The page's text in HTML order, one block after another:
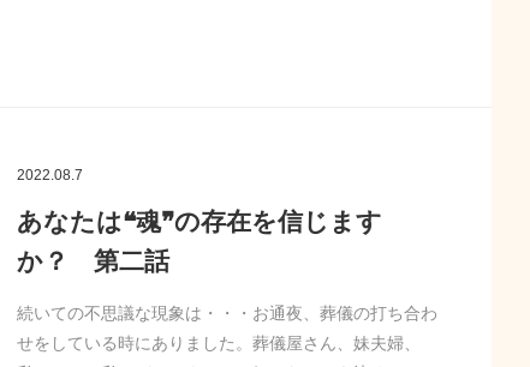
2022.08.7
あなたは❝魂❞の存在を信じます
か？ 第二話
続いての不思議な現象は・・・お通夜、葬儀の打ち合わ
せをしている時にありました。葬儀屋さん、妹夫婦、